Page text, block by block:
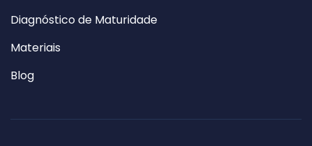
Diagnóstico de Maturidade
Materiais
Blog